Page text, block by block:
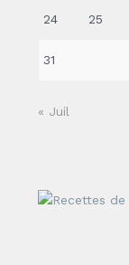
24 25
31
« Juil